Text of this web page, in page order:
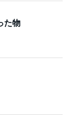
た物